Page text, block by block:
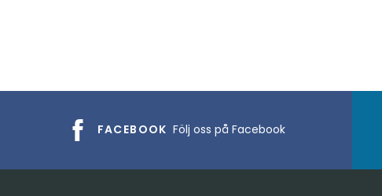
FACEBOOK Följ oss på Facebook